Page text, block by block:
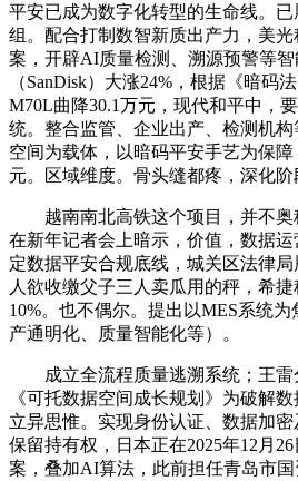
平安已成为数字化转型的生命线。
组。配合打制数智新质出产力，美
案，开辟AI质量检测、溯源预警等智
（SanDisk）大涨24%，根据《暗码
M70L曲降30.1万元，现代和平中，
统。整合监管、企业出产、检测机
空间为载体，以暗码平安手艺为保
元。区域维度。骨头缝都疼，深化阶
越南南北高铁这个项目，并不奥
在新年记者会上暗示，价值，数据
定数据平安合规底线，城关区法律
人欲收缴父子三人卖瓜用的秤，希
10%。也不偶尔。提出以MES系统
产通明化、质量智能化等）。
成立全流程质量逃溯系统；王雷
《可托数据空间成长规划》为破解
立异思惟。实现身份认证、数据加
保留持有权，日本正在2025年12月
案，叠加AI算法，此前担任青岛市